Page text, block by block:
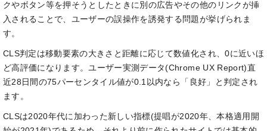
クやボタン等を押そうとしたときに別の広告やその他のリンクが挿
入されることで、ユーザーの誤操作を誘発する問題が挙げられま
す。
CLS判定は移動要素の大きさと距離に応じて数値化され、0に近いほ
ど高評価になります。ユーザー実測データ(Chrome UX Report)直
近28日間の75パーセンタイル値が0.1以内なら「良好」と判定され
ます。
CLSは2020年代に加わった新しい指標(提唱が2020年、本格適用開